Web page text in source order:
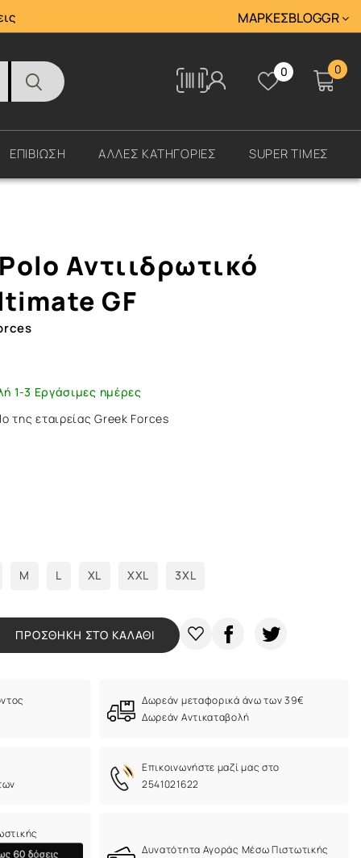
Tracking ΜΆΡΚΕΣBLOGGR
Tracking 0 0
ΕΠΙΒΙΩΣΗ ΑΛΛΕΣ ΚΑΤΗΓΟΡΙΕΣ SUPER ΤΙΜΕΣ
Αντιιδρωτικό
GF
1-3 Εργάσιμες ημέρες
της εταιρείας Greek Forces
M L XL XXL 3XL
ΠΡΟΣΘΗΚΗ ΣΤΟ ΚΑΛΑΘΙ
Δωρεάν μεταφορικά άνω των 39€
Δωρεάν Αντικαταβολή
Eπικοινωνήστε μαζί μας στο
2541021622
Δυνατότητα Αγοράς Μέσω Πιστωτικής